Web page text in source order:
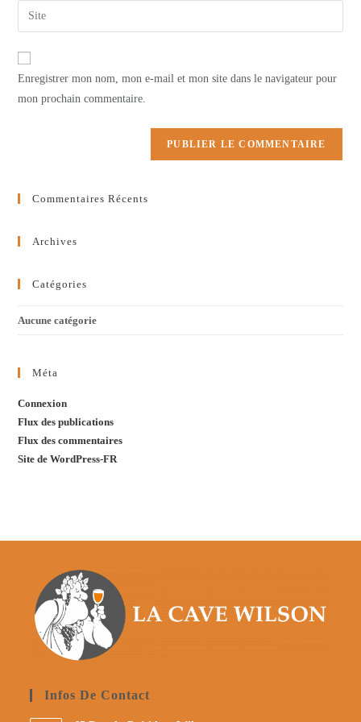
comment
address
comment
Saisir
l’URL
de
Enregistrer mon nom, mon e-mail et mon site dans le navigateur pour
mon prochain commentaire.
Commentaires Récents
Archives
Catégories
Aucune catégorie
Méta
Connexion
Flux des publications
Flux des commentaires
Site de WordPress-FR
Infos De Contact